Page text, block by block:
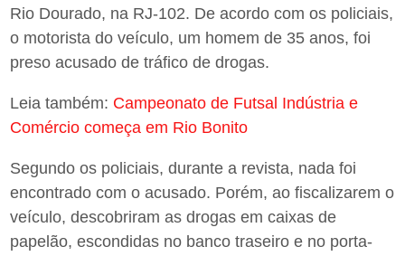
Rio Dourado, na RJ-102. De acordo com os policiais,
o motorista do veículo, um homem de 35 anos, foi
preso acusado de tráfico de drogas.
Leia também: Campeonato de Futsal Indústria e
Comércio começa em Rio Bonito
Segundo os policiais, durante a revista, nada foi
encontrado com o acusado. Porém, ao fiscalizarem o
veículo, descobriram as drogas em caixas de
papelão, escondidas no banco traseiro e no porta-